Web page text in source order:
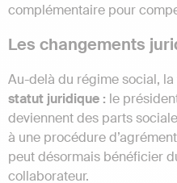
complémentaire pour
Les changements
Au-delà du régime social, la
statut juridique : le
deviennent des parts
à une procédure
peut désormais bénéficier
collaborateur.